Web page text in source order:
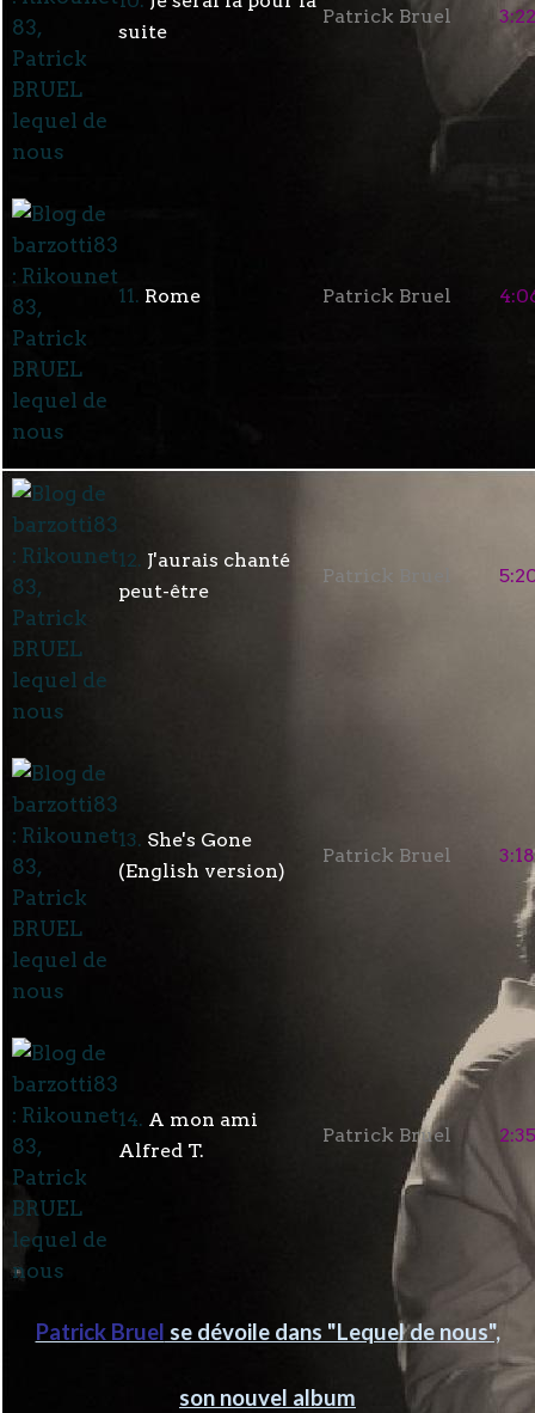
suite
Patrick Bruel 3:22
11. Rome Patrick Bruel
12. J'aurais chanté
peut-être
Patrick Bruel
13. She's Gone
(English version)
Patrick Bruel 3:18
14. A mon ami
Alfred T.
Patrick Bruel 2:35
Patrick Bruel se dévoile dans "Lequel de nous",
son nouvel album